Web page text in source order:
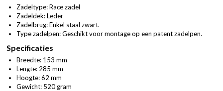
Zadeltype: Race zadel
Zadeldek: Leder
Zadelbrug: Enkel staal zwart.
Type zadelpen: Geschikt voor montage op een patent zadelpen.
Specificaties
Breedte: 153 mm
Lengte: 285 mm
Hoogte: 62 mm
Gewicht: 520 gram